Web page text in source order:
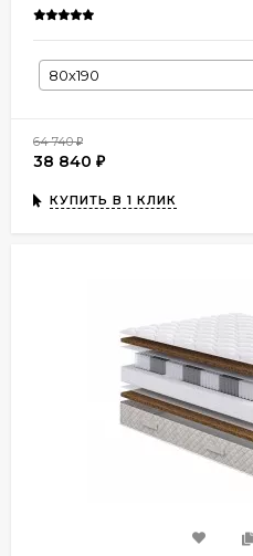
80х190
64 740₽
38 840 ₽
КУПИТЬ В 1 КЛИК